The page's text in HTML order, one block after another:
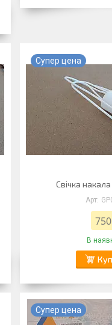
Супер цена
Свічка
В
Супер цена